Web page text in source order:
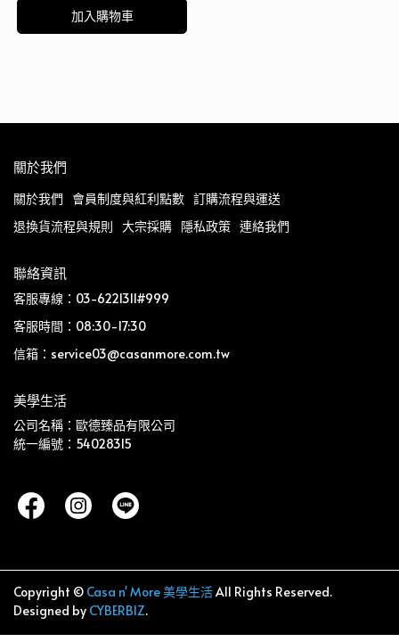
加入購物車
關於我們
關於我們 會員制度與紅利點數 訂購流程與運送
退換貨流程與規則 大宗採購 隱私政策 連絡我們
聯絡資訊
客服專線：03-6221311#999
客服時間：08:30-17:30
信箱：service03@casanmore.com.tw
美學生活
公司名稱：歐德臻品有限公司
統一編號：54028315
Copyright © Casa n' More 美學生活All Rights Reserved.
Designed by CYBERBIZ.